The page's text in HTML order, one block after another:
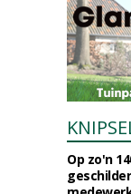
Op zo'n